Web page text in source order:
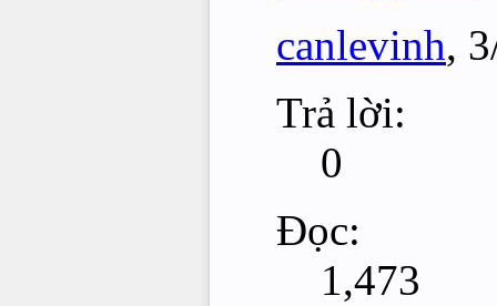
canlevinh,
Trả lời:
0
Đọc:
1,473